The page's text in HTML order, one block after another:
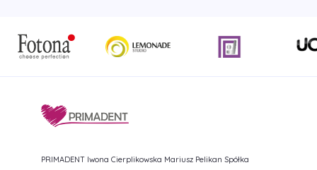
PRIMADENT Iwona Cierplikowska Mariusz Pelikan Spółka